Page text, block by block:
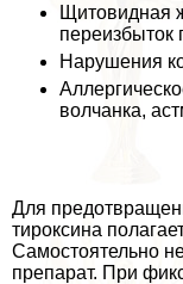
Щитовидная
переизбыток
Нарушения
волчанка,
Для
тироксина
Самостоятельно
препарат. При